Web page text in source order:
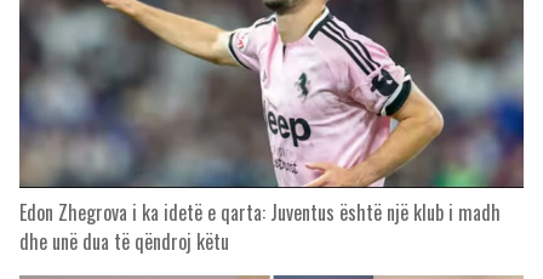
Edon Zhegrova i ka idetë e qarta: Juventus është një klub i madh
dhe unë dua të qëndroj këtu